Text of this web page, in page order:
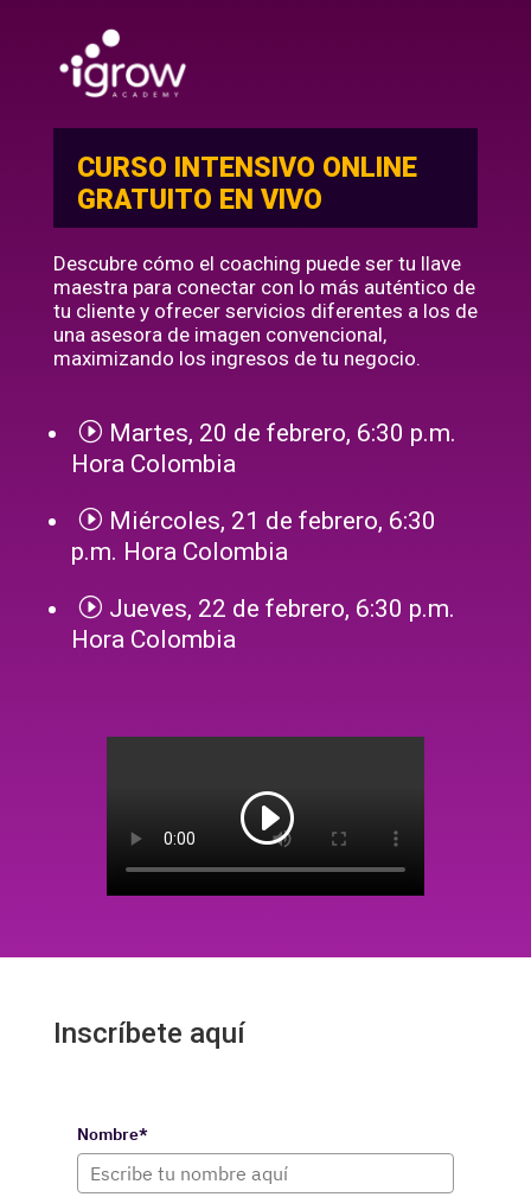
CURSO INTENSIVO ONLINE
GRATUITO EN VIVO
Descubre cómo el coaching puede ser tu llave
maestra para conectar con lo más auténtico de
tu cliente y ofrecer servicios diferentes a los de
una asesora de imagen convencional,
maximizando los ingresos de tu negocio.
I Martes, 20 de febrero, 6:30 p.m.
Hora Colombia
I Miércoles, 21 de febrero, 6:30
p.m. Hora Colombia
I Jueves, 22 de febrero, 6:30 p.m.
Hora Colombia
Inscríbete aquí
Nombre*